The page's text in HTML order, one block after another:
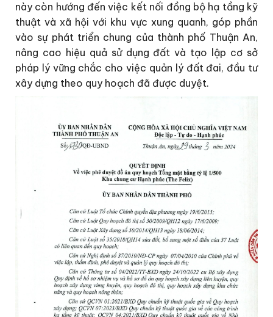
này còn hướng đến việc kết nối đồng bộ hạ tầng kỹ
thuật và xã hội với khu vực xung quanh, góp phần
vào sự phát triển chung của thành phố Thuận An,
nâng cao hiệu quả sử dụng đất và tạo lập cơ sở
pháp lý vững chắc cho việc quản lý đất đai, đầu tư
xây dựng theo quy hoạch đã được duyệt.